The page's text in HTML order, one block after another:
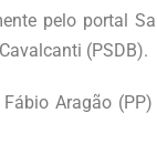
pelo portal
(PSDB).
Aragão